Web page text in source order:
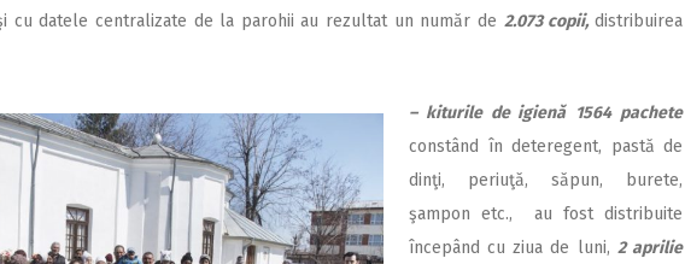
cu datele centralizate de la parohii au rezultat un număr de 2.073 copii,distribuirea
– kiturile de igienă 1564 pachete
constând în deteregent, pastă de
dinţi, periuţă, săpun, burete,
şampon etc., au fost distribuite
începând cu ziua de luni, 2 aprilie